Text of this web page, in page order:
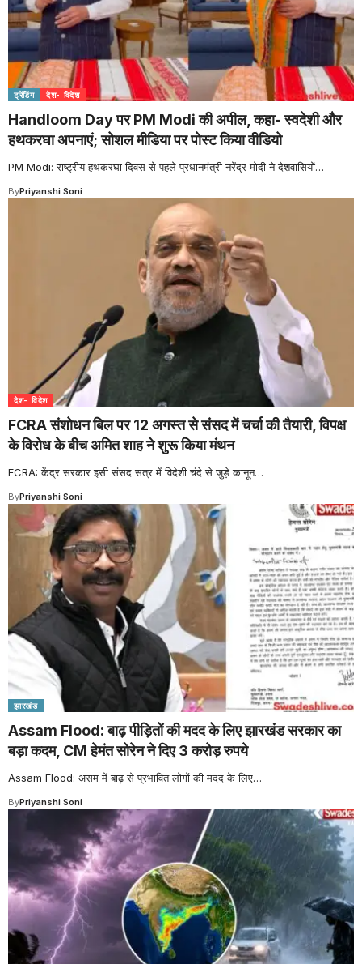
ट्रेंडिंग देश- विदेश
Handloom Day पर PM Modi की अपील, कहा- स्वदेशी और
हथकरघा अपनाएं; सोशल मीडिया पर पोस्ट किया वीडियो
PM Modi: राष्ट्रीय हथकरघा दिवस से पहले प्रधानमंत्री नरेंद्र मोदी ने देशवासियों…
ByPriyanshi Soni
देश- विदेश
FCRA संशोधन बिल पर 12 अगस्त से संसद में चर्चा की तैयारी, विपक्ष
के विरोध के बीच अमित शाह ने शुरू किया मंथन
FCRA: केंद्र सरकार इसी संसद सत्र में विदेशी चंदे से जुड़े कानून…
ByPriyanshi Soni
झारखंड
Assam Flood: बाढ़ पीड़ितों की मदद के लिए झारखंड सरकार का
बड़ा कदम, CM हेमंत सोरेन ने दिए 3 करोड़ रुपये
Assam Flood: असम में बाढ़ से प्रभावित लोगों की मदद के लिए…
ByPriyanshi Soni